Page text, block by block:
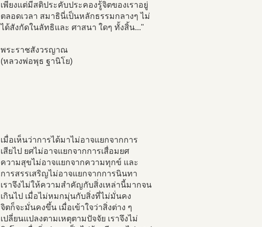
เพียงแต่มีสติประคับประคองรู้จิตของเราอยู่
ตลอดเวลา สมาธินี่เป็นหลักธรรมกลางๆ ไม่
ได้สังกัดในลัทธิและ ศาสนา ใดๆ ทั้งสิ้น..."
พระราชสังวรญาณ
(หลวงพ่อพุธ ฐานิโย)
เมื่อเห็นว่าการได้มาไม่อาจแยกจากการ
เสียไป ยศไม่อาจแยกจากการเสื่อมยศ
ความสุขไม่อาจแยกจากความทุกข์ และ
การสรรเสริญไม่อาจแยกจากการนินทา
เราจึงไม่ให้ความสำคัญกับสิ่งเหล่านี้มากจน
เกินไป เมื่อไม่หมกมุ่นกับสิ่งที่ไม่มั่นคง
จิตก็จะมั่นคงขึ้น เมื่อเข้าใจว่าสิ่งต่าง ๆ
เปลี่ยนแปลงตามเหตุตามปัจจัย เราจึงไม่